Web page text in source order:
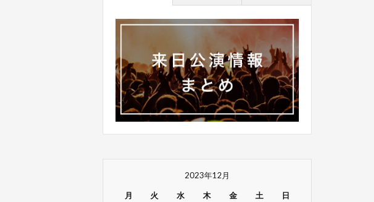
2023年12月
月 火 水 木 金 土 日